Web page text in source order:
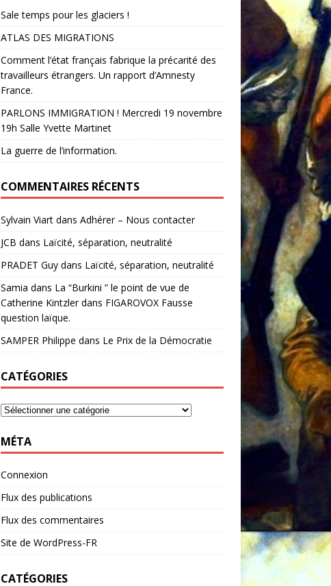
Sale temps pour les glaciers !
ATLAS DES MIGRATIONS
Comment l’état français fabrique la précarité des
travailleurs étrangers. Un rapport d’Amnesty
France.
PARLONS IMMIGRATION ! Mercredi 19 novembre
19h Salle Yvette Martinet
La guerre de l’information.
COMMENTAIRES RÉCENTS
Sylvain Viartdans Adhérer – Nous contacter
JCB dans Laïcité, séparation, neutralité
PRADET Guydans Laïcité, séparation, neutralité
Samia dans La “Burkini ” le point de vue de
Catherine Kintzler dans FIGAROVOX Fausse
question laïque.
SAMPER Philippe dans Le Prix de la Démocratie
CATÉGORIES
MÉTA
Connexion
Flux des publications
Flux des commentaires
Site de WordPress-FR
CATÉGORIES